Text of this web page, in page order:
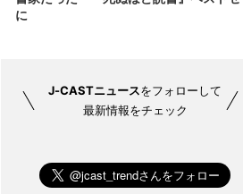
に
J-CASTニュースをフォローして
最新情報をチェック